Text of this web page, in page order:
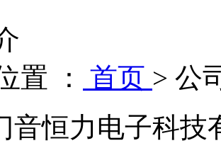
置 ：
首页 > 公
恒力电子科技